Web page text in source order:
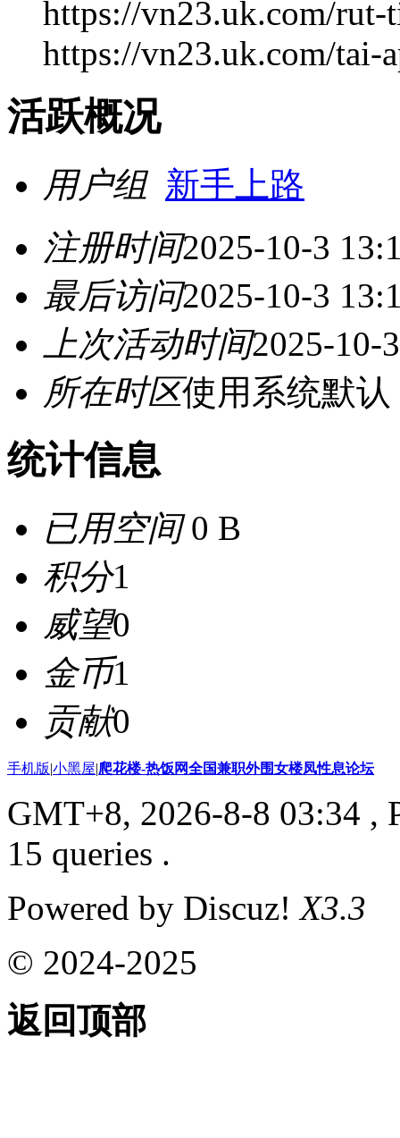
https://vn23.uk.com/rut-
https://vn23.uk.com/tai-
活跃概况
用户组 新手上路
注册时间2025-10-3
最后访问2025-10-3
上次活动时间2025-10-
所在时区使用系统默认
统计信息
已用空间0 B
积分1
威望0
金币1
贡献0
手机版|小黑屋|爬花楼-热饭网全国兼职外围女楼凤性息论坛
GMT+8, 2026-8-8 03:34 ,
15 queries .
Powered by Discuz!X3.3
© 2024-2025
返回顶部